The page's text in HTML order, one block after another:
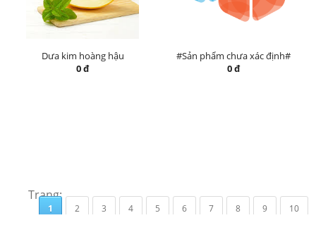
Dưa kim hoàng hậu
0 đ
#Sản phẩm chưa xác định#
0 đ
Trang:
1 2 3 4 5 6 7 8 9 10